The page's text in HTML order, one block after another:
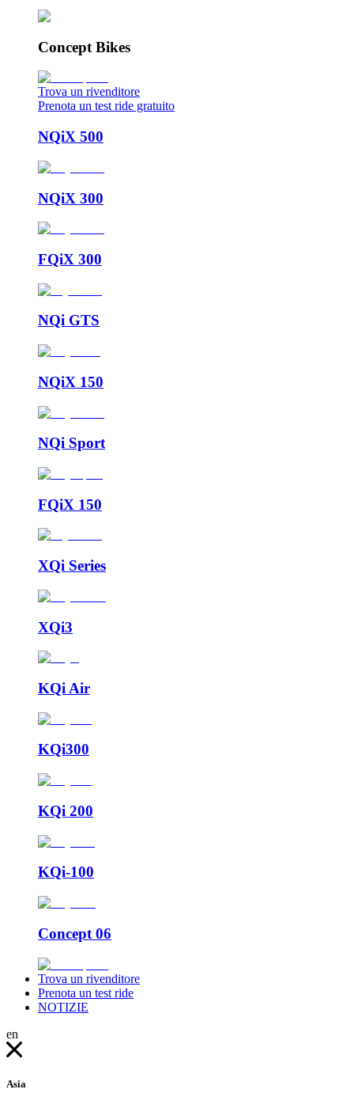
Concept Bikes
Trova un rivenditore
Prenota un test ride gratuito
NQiX 500
NQiX 300
FQiX 300
NQi GTS
NQiX 150
NQi Sport
FQiX 150
XQi Series
XQi3
KQi Air
KQi300
KQi 200
KQi-100
Concept 06
Trova un rivenditore
Prenota un test ride
NOTIZIE
en
Asia